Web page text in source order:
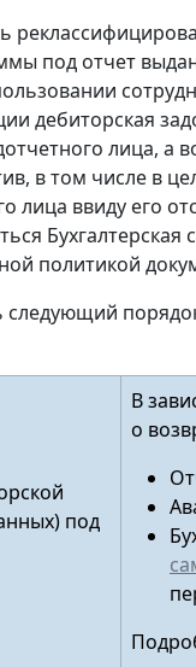
под отчет
дебиторская
лица, а
в том числе в
лица ввиду его
Бухгалтерская
политикой
следующий
под
В
о